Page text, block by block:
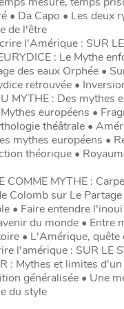
• Da Capo • Les deux
de l'être
l'Amérique : SUR
: Le Mythe
des eaux Orphée •
retrouvée •
MYTHE : Des mythes
européens •
théâtrale •
mythes européens •
théorique •
COMME MYTHE :
Colomb sur Le Partage
• Faire entendre
du monde • Entre
• L'Amérique, quête
l'amérique : SUR LE
: Mythes et limites
généralisée • Une
du style